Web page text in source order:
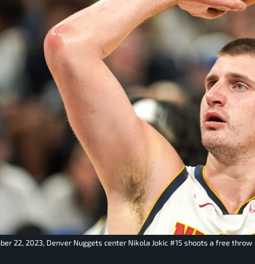
22, 2023, Denver Nuggets center Nikola Jokic #15 shoots a free